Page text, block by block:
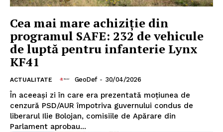
Cea mai mare achiziție din
programul SAFE: 232 de vehicule
de luptă pentru infanterie Lynx
KF41
ACTUALITATE GeoDef - 30/04/2026
În aceeași zi în care era prezentată moțiunea de
cenzură PSD/AUR împotriva guvernului condus de
liberarul Ilie Bolojan, comisiile de Apărare din
Parlament aprobau...